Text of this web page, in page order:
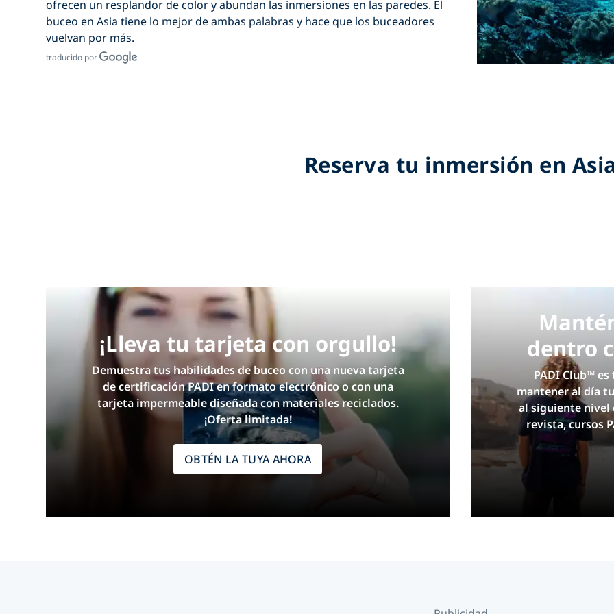
ofrecen un resplandor de color y abundan las inmersiones en las paredes. El
buceo en Asia tiene lo mejor de ambas palabras y hace que los buceadores
vuelvan por más.
traducido por
Reserva tu inmersión en
¡Lleva tu tarjeta con orgullo!
Demuestra tus habilidades de buceo con una nueva tarjeta
de certificación PADI en formato electrónico o con una
tarjeta impermeable diseñada con materiales reciclados.
¡Oferta limitada!
OBTÉN LA TUYA AHORA
dentro
PADI Club™
mantener al día
al siguiente nivel
revista, cursos